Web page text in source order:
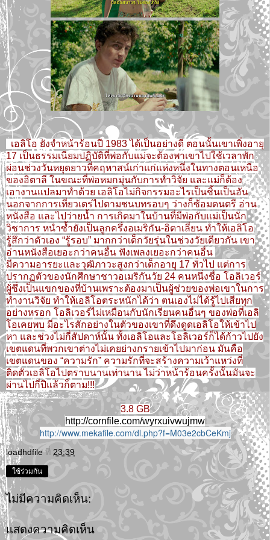
เอลิโอ ยังจำหน้าร้อนปี 1983 ได้เป็นอย่างดี ตอนนั้นเขาเพิ่งอายุ
17 เป็นธรรมเนียมปฏิบัติที่พ่อกับแม่จะต้องพาเขาไปใช้เวลาพัก
ผ่อนช่วงวันหยุดยาวที่คฤหาสน์เก่าแก่แห่งหนึ่งในทางตอนเหนือ
ของอิตาลี ในขณะที่พ่อหมกมุ่นกับการทำวิจัย และแม่ก็ต้อง
เอางานแปลมาทำด้วย เอลิโอไม่กิจกรรมอะไรเป็นชิ้นเป็นอัน
นอกจากการเที่ยวเตร่ไปตามชนบทรอบๆ ว่างก็ซ้อมดนตรี อ่าน
หนังสือ และไปว่ายน้ำ การเกิดมาในบ้านที่มีพ่อกับแม่เป็นนัก
วิชาการ หนำซ้ำยังเป็นลูกครึ่งอเมริกัน-อิตาเลี่ยน ทำให้เอลิโอ
รู้สึกว่าตัวเอง “รู้รอบ” มากกว่าเด็กวัยรุ่นในช่วงวัยเดียวกัน เขา
อ่านหนังสือเยอะกว่าคนอื่น ฟังเพลงเยอะกว่าคนอื่น
มีความอารยะและวุฒิภาวะสูงกว่าเด็กอายุ 17 ทั่วไป แต่การ
ปรากฏตัวของนักศึกษาชาวอเมริกันวัย 24 คนหนึ่งชื่อ โอลิเวอร์
ผู้ซึ่งเป็นแขกของที่บ้านเพราะต้องมาเป็นผู้ช่วยของพ่อเขาในการ
ทำงานวิจัย ทำให้เอลิโอตระหนักได้ว่า ตนเองไม่ได้รู้ไปเสียทุก
อย่างหรอก โอลิเวอร์ไม่เหมือนกับนักเรียนคนอื่นๆ ของพ่อที่เอลิ
โอเคยพบ มีอะไรสักอย่างในตัวของเขาที่ดึงดูดเอลิโอให้เข้าไป
หา และช่วงไม่กี่สัปดาห์นั้น ทั้งเอลิโอและโอลิเวอร์ก็ได้ก้าวไปยัง
เขตแดนที่พวกเขาต่างไม่เคยย่างกรายเข้าไปมาก่อน มันคือ
เขตแดนของ “ความรัก” ความรักที่จะสร้างความเว้าแหว่งที่
ติดตัวเอลิโอไปตราบนานเท่านาน ไม่ว่าหน้าร้อนครั้งนั้นมันจะ
ผ่านไปกี่ปีแล้วก็ตาม!!!
3.8 GB
http://cornfile.com/wyrxuivwujmw
http://www.mekafile.com/dl.php?f=M03e2cbCeKmj
loadhdfile ที่ 23:39
ใช้ร่วมกัน
ไม่มีความคิดเห็น:
แสดงความคิดเห็น